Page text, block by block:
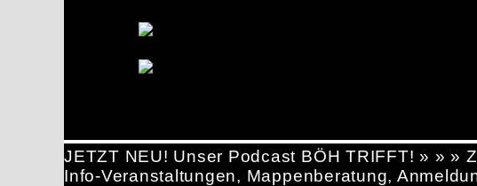
JETZT NEU! Unser Podcast BÖH TRIFFT! » » »
Info-Veranstaltungen, Mappenberatung,